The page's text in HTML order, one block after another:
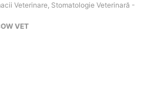
Veterinare, Stomatologie Veterinară -
VET